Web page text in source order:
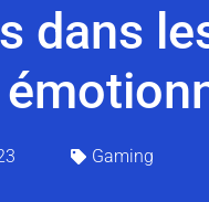
dans
Gaming